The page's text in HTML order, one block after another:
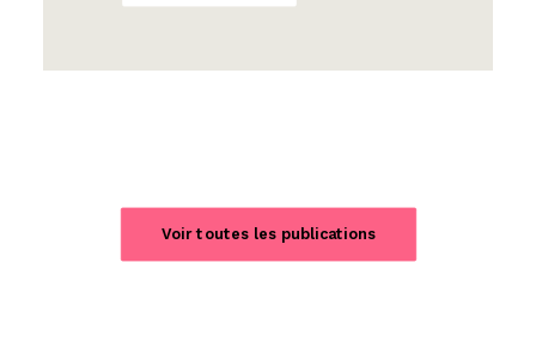
Voir toutes les publications